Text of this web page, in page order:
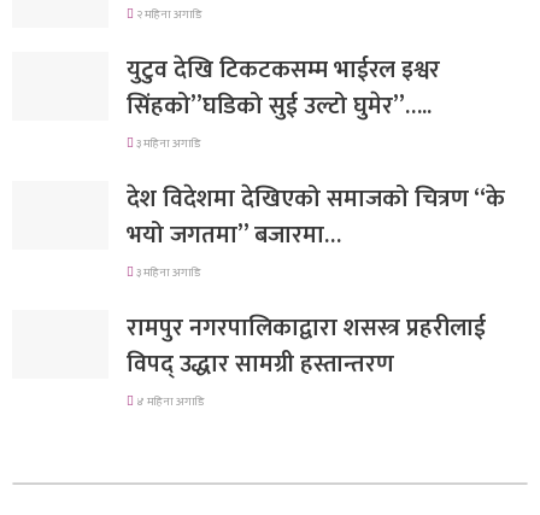
२ महिना अगाडि
युटुव देखि टिकटकसम्म भाईरल इश्वर
सिंहको”घडिको सुई उल्टो घुमेर”…..
३ महिना अगाडि
देश विदेशमा देखिएको समाजको चित्रण “के
भयो जगतमा” बजारमा…
३ महिना अगाडि
रामपुर नगरपालिकाद्वारा शसस्त्र प्रहरीलाई
विपद् उद्धार सामग्री हस्तान्तरण
४ महिना अगाडि